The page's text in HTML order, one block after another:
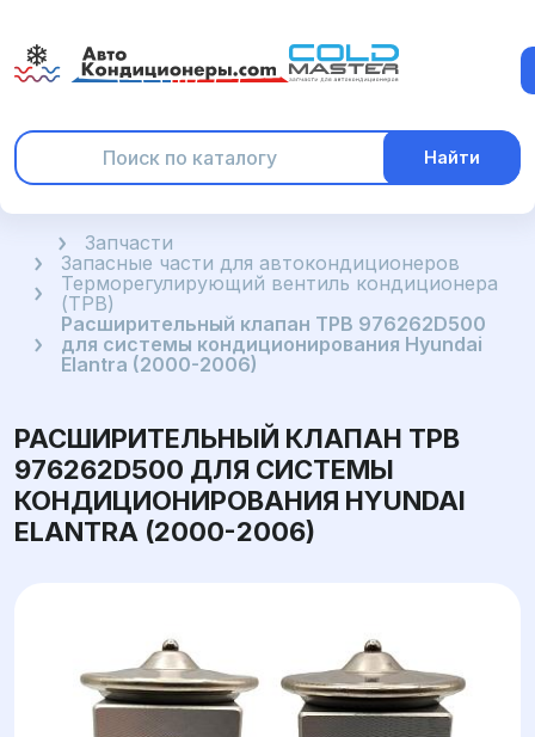
Найти
ГлавнаяЗапчасти
Запасные части для автокондиционеров
Терморегулирующий вентиль кондиционера
(ТРВ)
Расширительный клапан ТРВ 976262D500
для системы кондиционирования Hyundai
Elantra (2000-2006)
РАСШИРИТЕЛЬНЫЙ КЛАПАН ТРВ
976262D500 ДЛЯ СИСТЕМЫ
КОНДИЦИОНИРОВАНИЯ HYUNDAI
ELANTRA (2000-2006)